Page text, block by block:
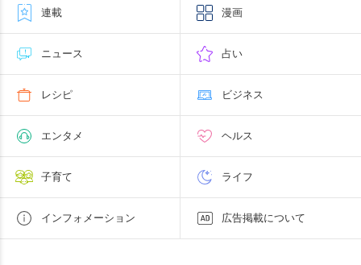
連載 漫画
ニュース 占い
レシピ ビジネス
エンタメ ヘルス
子育て ライフ
インフォメーション 広告掲載について